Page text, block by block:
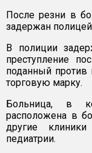
После резни в
задержан
В полиции
преступление
поданный против
торговую марку.
Больница, в
расположена в
другие
педиатрии.